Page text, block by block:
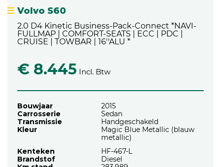
Volvo S60
2.0 D4 Kinetic Business-Pack-Connect *NAVI-
FULLMAP | COMFORT-SEATS | ECC | PDC |
CRUISE | TOWBAR | 16''ALU *
€ 8.445 Incl. Btw
Bouwjaar
2015
Carrosserie
Sedan
Transmissie
Handgeschakeld
Kleur
Magic Blue Metallic (blauw
metallic)
Kenteken
HF-467-L
Brandstof
Diesel